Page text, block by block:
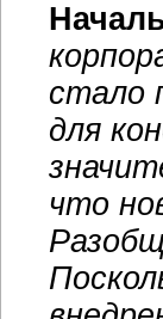
стало
для
что